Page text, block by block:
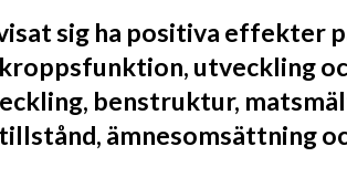
sig ha positiva effekter
utveckling
benstruktur,
ämnesomsättning